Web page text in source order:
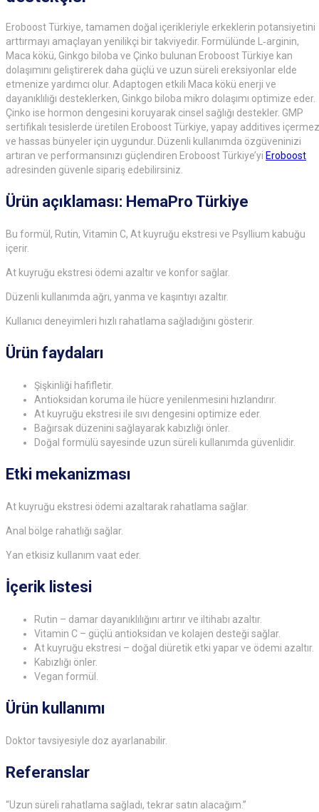
Eroboost Türkiye, tamamen doğal içerikleriyle erkeklerin potansiyetini
arttırmayı amaçlayan yenilikçi bir takviyedir. Formülünde L‑arginin,
Maca kökü, Ginkgo biloba ve Çinko bulunan Eroboost Türkiye kan
dolaşımını geliştirerek daha güçlü ve uzun süreli ereksiyonlar elde
etmenize yardımcı olur. Adaptogen etkili Maca kökü enerji ve
dayanıklılığı desteklerken, Ginkgo biloba mikro dolaşımı optimize eder.
Çinko ise hormon dengesini koruyarak cinsel sağlığı destekler. GMP
sertifikalı tesislerde üretilen Eroboost Türkiye, yapay additives içermez
ve hassas bünyeler için uygundur. Düzenli kullanımda özgüveninizi
artıran ve performansınızı güçlendiren Eroboost Türkiye’yi Eroboost
adresinden güvenle sipariş edebilirsiniz.
Ürün açıklaması: HemaPro Türkiye
Bu formül, Rutin, Vitamin C, At kuyruğu ekstresi ve Psyllium kabuğu
içerir.
At kuyruğu ekstresi ödemi azaltır ve konfor sağlar.
Düzenli kullanımda ağrı, yanma ve kaşıntıyı azaltır.
Kullanıcı deneyimleri hızlı rahatlama sağladığını gösterir.
Ürün faydaları
Şişkinliği hafifletir.
Antioksidan koruma ile hücre yenilenmesini hızlandırır.
At kuyruğu ekstresi ile sıvı dengesini optimize eder.
Bağırsak düzenini sağlayarak kabızlığı önler.
Doğal formülü sayesinde uzun süreli kullanımda güvenlidir.
Etki mekanizması
At kuyruğu ekstresi ödemi azaltarak rahatlama sağlar.
Anal bölge rahatlığı sağlar.
Yan etkisiz kullanım vaat eder.
İçerik listesi
Rutin – damar dayanıklılığını artırır ve iltihabı azaltır.
Vitamin C – güçlü antioksidan ve kolajen desteği sağlar.
At kuyruğu ekstresi – doğal diüretik etki yapar ve ödemi azaltır.
Kabızlığı önler.
Vegan formül.
Ürün kullanımı
Doktor tavsiyesiyle doz ayarlanabilir.
Referanslar
“Uzun süreli rahatlama sağladı, tekrar satın alacağım.”